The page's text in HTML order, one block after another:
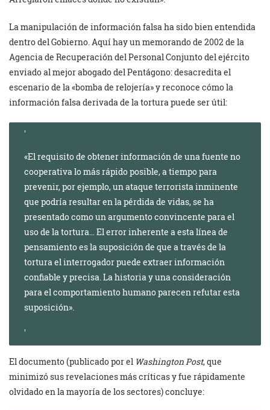
La manipulación de información falsa ha sido bien entendida
dentro del Gobierno. Aquí hay un memorando de 2002 de la
Agencia de Recuperación del Personal Conjunto del ejército
enviado al mejor abogado del Pentágono: desacredita el
escenario de la «bomba de relojería» y reconoce cómo la
información falsa derivada de la tortura puede ser útil:
«El requisito de obtener información de una fuente no
cooperativa lo más rápido posible, a tiempo para
prevenir, por ejemplo, un ataque terrorista inminente
que podría resultar en la pérdida de vidas, se ha
presentado como un argumento convincente para el
uso de la tortura… El error inherente a esta línea de
pensamiento es la suposición de que a través de la
tortura el interrogador puede extraer información
confiable y precisa. La historia y una consideración
para el comportamiento humano parecen refutar esta
suposición».
El documento (publicado por el Washington Post, que
minimizó sus revelaciones más críticas y fue rápidamente
olvidado en la mayoría de los sectores) concluye: